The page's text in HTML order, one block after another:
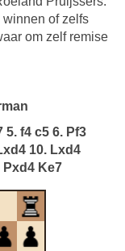
winnen of zelfs
om zelf remise
5. f4 c5 6. Pf3
10. Lxd4
Pxd4 Ke7